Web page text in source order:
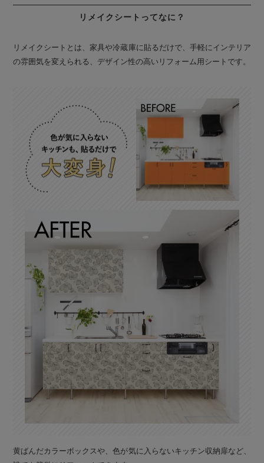
リメイクシートってなに？
リメイクシートとは、家具や冷蔵庫に貼るだけで、手軽にインテリア
の雰囲気を変えられる、デザイン性の高いリフォーム用シートです。
黄ばんだカラーボックスや、色が気に入らないキッチン収納扉など、